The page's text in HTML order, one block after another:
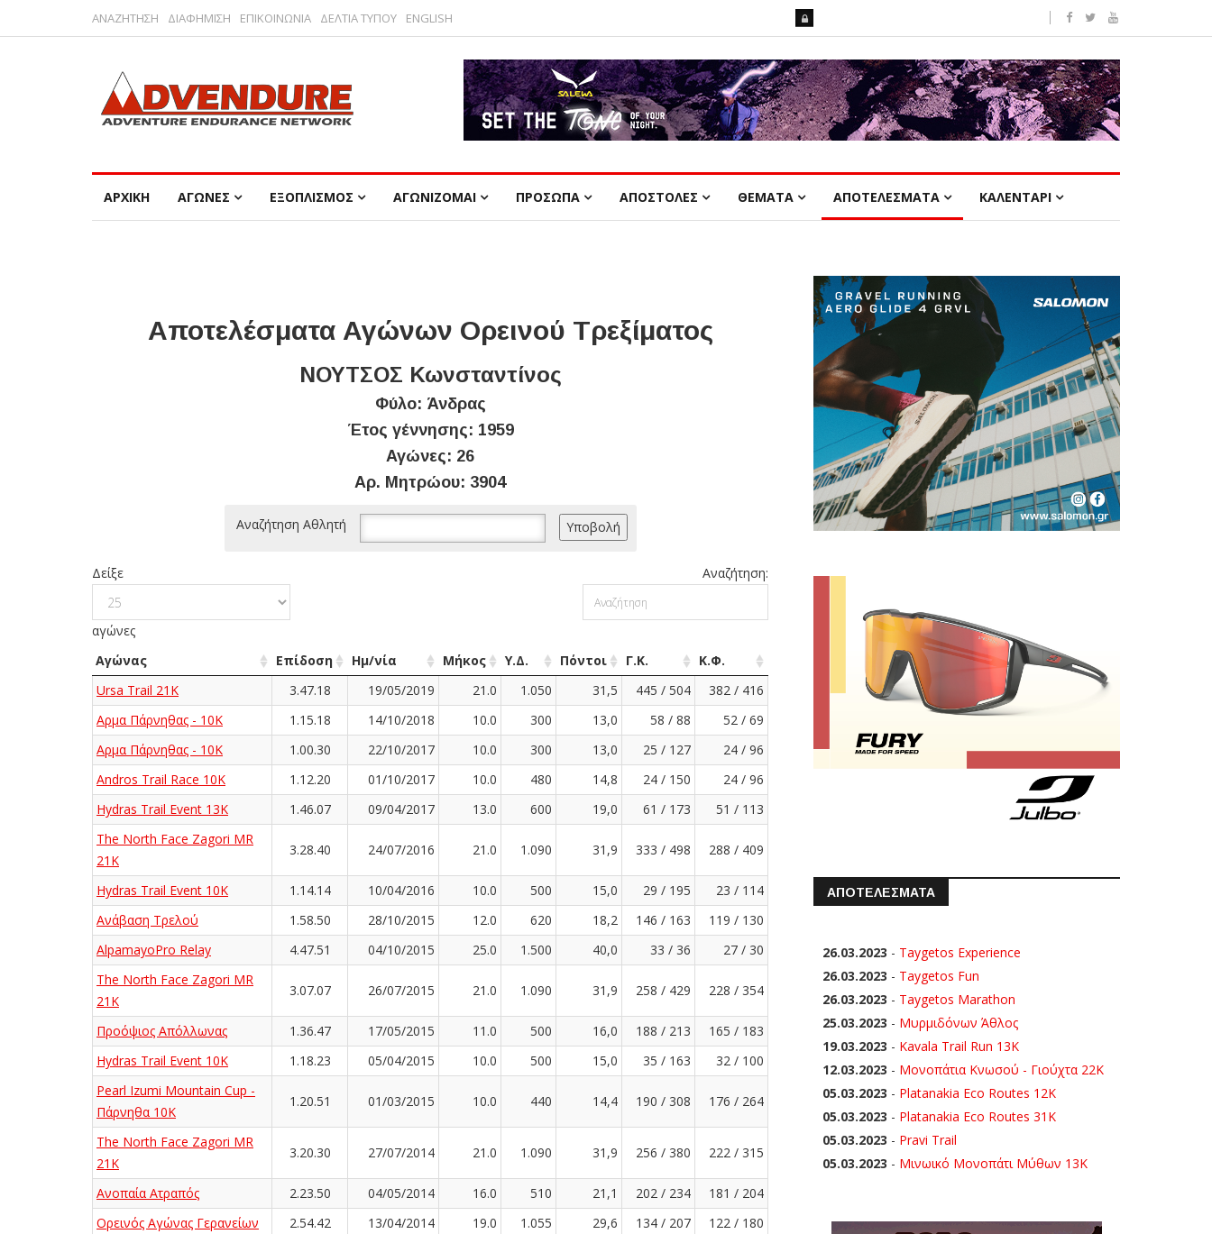
ΑΝΑΖΗΤΗΣΗ ΔΙΑΦΗΜΙΣΗ ΕΠΙΚΟΙΝΩΝΙΑ ΔΕΛΤΙΑ ΤΥΠΟΥ ENGLISH
ΑΡΧΙΚΗ ΑΓΩΝΕΣ ΕΞΟΠΛΙΣΜΟΣ ΑΓΩΝΙΖΟΜΑΙ ΠΡΟΣΩΠΑ ΑΠΟΣΤΟΛΕΣ ΘΕΜΑΤΑ ΑΠΟΤΕΛΕΣΜΑΤΑ ΚΑΛΕΝΤΑΡΙ
Αποτελέσματα Αγώνων Ορεινού Τρεξίματος
ΝΟΥΤΣΟΣ Κωνσταντίνος
Φύλο: Άνδρας
Έτος γέννησης: 1959
Αγώνες: 26
Αρ. Μητρώου: 3904
Αναζήτηση Αθλητή
Δείξε
αγώνες
Αναζήτηση:
Αγώνας Επίδοση Ημ/νία Μήκος Υ.Δ. Πόντοι Γ.Κ.
Κ.Φ.
Ursa Trail 21K
3.47.18 19/05/2019 21.0 1.050 31,5 445 / 504
382 / 416
Αρμα Πάρνηθας - 10K
1.15.18 14/10/2018 10.0 300 13,0 58 / 88
52 / 69
Αρμα Πάρνηθας - 10K
1.00.30 22/10/2017 10.0 300 13,0 25 / 127
24 / 96
Andros Trail Race 10K
1.12.20 01/10/2017 10.0 480 14,8 24 / 150
24 / 96
Hydras Trail Event 13K
1.46.07 09/04/2017 13.0 600 19,0 61 / 173
51 / 113
The North Face Zagori MR
21K
3.28.40 24/07/2016 21.0 1.090 31,9 333 / 498 288 / 409
Hydras Trail Event 10K 1.14.14 10/04/2016 10.0 500 15,0 29 / 195
23 / 114
Ανάβαση Τρελού
1.58.50 28/10/2015 12.0 620 18,2 146 / 163
119 / 130
AlpamayoPro Relay
4.47.51 04/10/2015 25.0 1.500 40,0 33 / 36
27 / 30
The North Face Zagori MR
21K
3.07.07 26/07/2015 21.0 1.090 31,9 258 / 429 228 / 354
Προόψιος Απόλλωνας 1.36.47 17/05/2015 11.0 500 16,0 188 / 213
165 / 183
Hydras Trail Event 10K
1.18.23 05/04/2015 10.0 500 15,0 35 / 163
32 / 100
Pearl Izumi Mountain Cup -
Πάρνηθα 10Κ
1.20.51 01/03/2015 10.0 440 14,4 190 / 308 176 / 264
The North Face Zagori MR
21K
3.20.30 27/07/2014 21.0 1.090 31,9 256 / 380 222 / 315
Ανοπαία Ατραπός 2.23.50 04/05/2014 16.0 510 21,1 202 / 234
181 / 204
Ορεινός Αγώνας Γερανείων
2.54.42 13/04/2014 19.0 1.055 29,6 134 / 207
122 / 180
ΑΠΟΤΕΛΕΣΜΑΤΑ
26.03.2023 - Taygetos Experience
26.03.2023 - Taygetos Fun
26.03.2023 - Taygetos Marathon
25.03.2023 - Μυρμιδόνων Άθλος
19.03.2023 - Kavala Trail Run 13K
12.03.2023 - Μονοπάτια Κνωσού - Γιούχτα 22Κ
05.03.2023 - Platanakia Eco Routes 12K
05.03.2023 - Platanakia Eco Routes 31K
05.03.2023 - Pravi Trail
05.03.2023 - Μινωικό Μονοπάτι Μύθων 13Κ